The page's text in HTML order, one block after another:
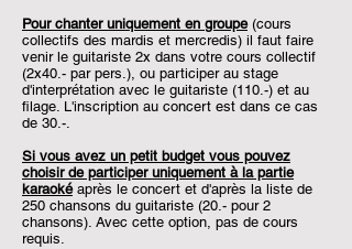
Pour chanter uniquement en groupe(cours
collectifs des mardis et mercredis) il faut faire
venir le guitariste 2x dans votre cours collectif
(2x40.- par pers.), ou participer au stage
d'interprétation avec le guitariste (110.-) et au
filage. L'inscription au concert est dans ce cas
de 30.-.
Si vous avez un petit budget vous pouvez
choisir de participer uniquement à la partie
karaokéaprès le concert et d'après la liste de
250 chansons du guitariste (20.- pour 2
chansons). Avec cette option, pas de cours
requis.